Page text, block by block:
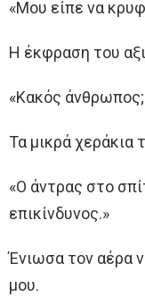
«Μου είπε να
Η έκφραση του
«Κακός
Τα μικρά χεράκια
«Ο άντρας στο
επικίνδυνος.»
Ένιωσα τον αέρα
μου.